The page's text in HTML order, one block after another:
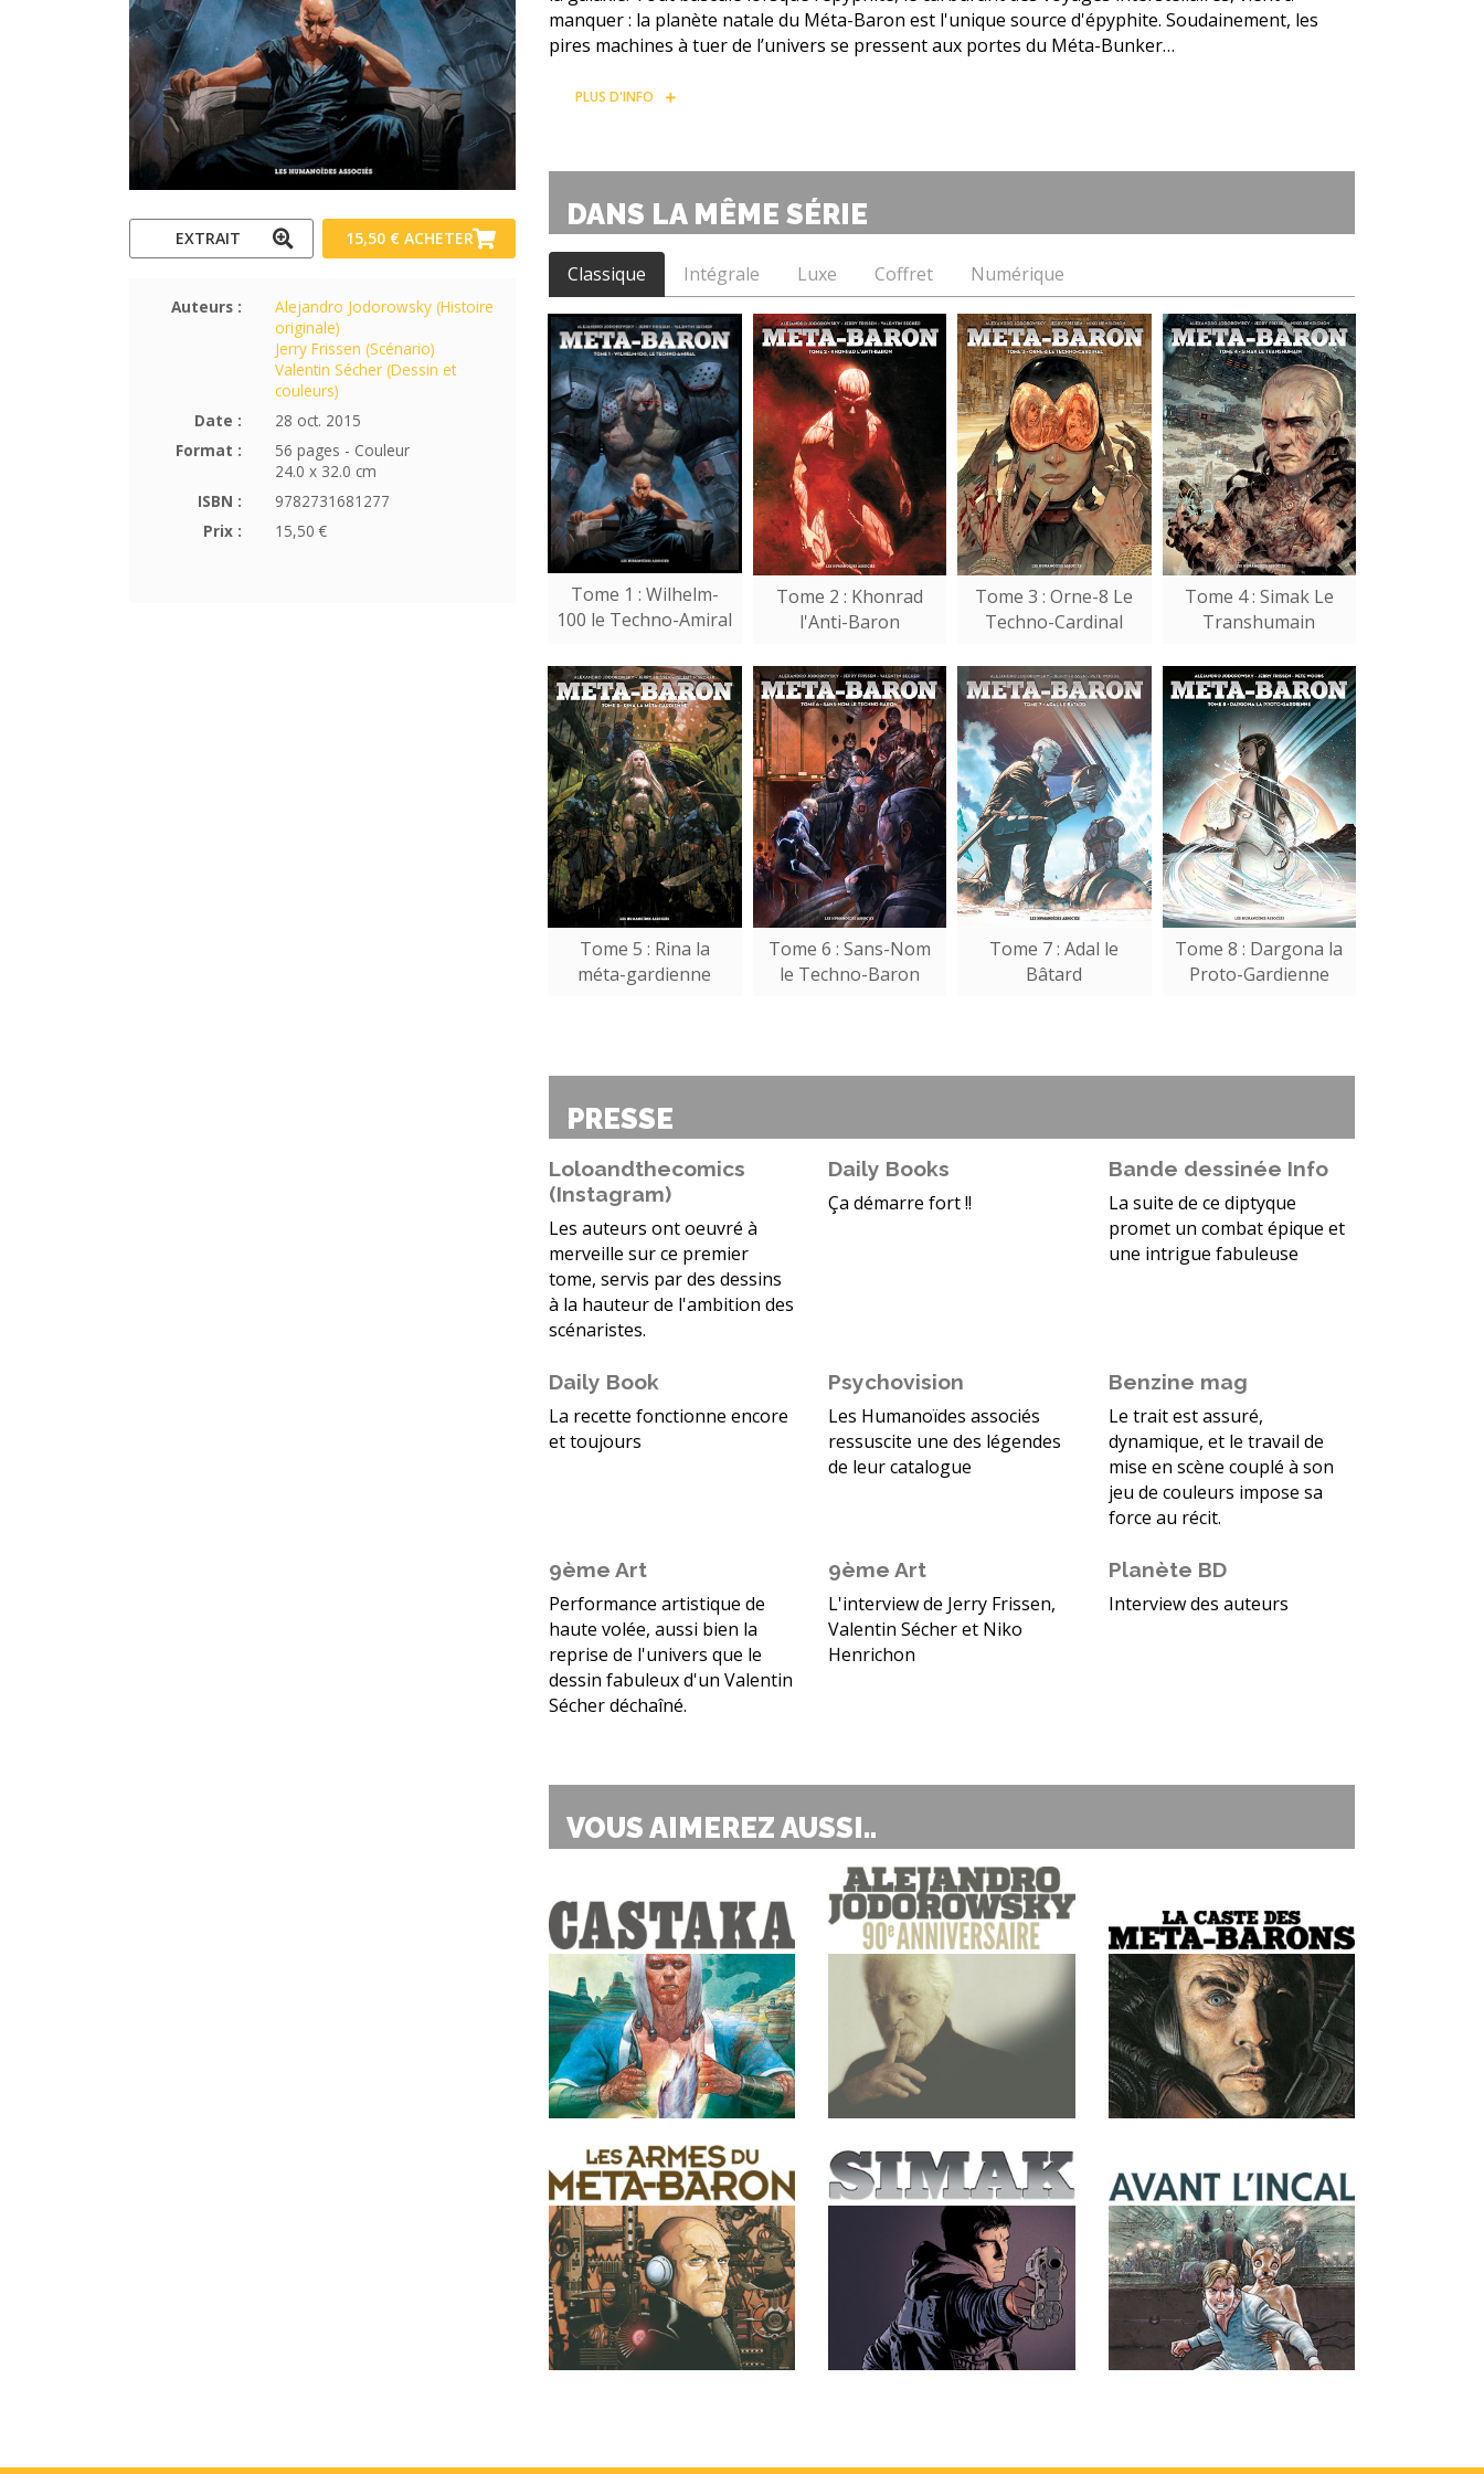
EXTRAIT 15,50 € ACHETER
Auteurs :
Alejandro Jodorowsky (Histoire
originale)
Jerry Frissen (Scénario)
Valentin Sécher (Dessin et
couleurs)
Date :
28 oct. 2015
Format :
56 pages - Couleur
24.0 x 32.0 cm
ISBN :
9782731681277
Prix :
15,50 €
manquer : la planète natale du Méta-Baron est l'unique source d'épyphite. Soudainement, les
pires machines à tuer de l’univers se pressent aux portes du Méta-Bunker…
PLUS D'INFO
DANS LA MÊME SÉRIE
Classique Intégrale Luxe Coffret Numérique
Tome 1 : Wilhelm-
100 le Techno-Amiral
Tome 2 : Khonrad
l'Anti-Baron
Tome 3 : Orne-8 Le
Techno-Cardinal
Tome 4 : Simak Le
Transhumain
Tome 5 : Rina la
méta-gardienne
Tome 6 : Sans-Nom
le Techno-Baron
Tome 7 : Adal le
Bâtard
Tome 8 : Dargona la
Proto-Gardienne
PRESSE
Loloandthecomics
(Instagram)
Les auteurs ont oeuvré à
merveille sur ce premier
tome, servis par des dessins
à la hauteur de l'ambition des
scénaristes.
Daily Books
Ça démarre fort !!
Bande dessinée Info
La suite de ce diptyque
promet un combat épique et
une intrigue fabuleuse
Daily Book
La recette fonctionne encore
et toujours
Psychovision
Les Humanoïdes associés
ressuscite une des légendes
de leur catalogue
Benzine mag
Le trait est assuré,
dynamique, et le travail de
mise en scène couplé à son
jeu de couleurs impose sa
force au récit.
9ème Art
Performance artistique de
haute volée, aussi bien la
reprise de l'univers que le
dessin fabuleux d'un Valentin
Sécher déchaîné.
9ème Art
L'interview de Jerry Frissen,
Valentin Sécher et Niko
Henrichon
Planète BD
Interview des auteurs
VOUS AIMEREZ AUSSI..